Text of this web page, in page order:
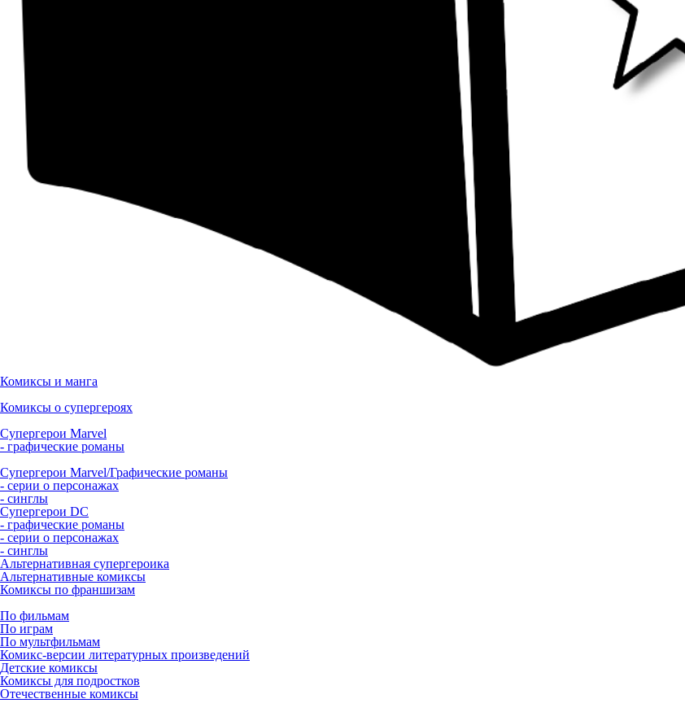
Комиксы и манга
Комиксы о супергероях
Супергерои Marvel
- графические романы
Супергерои Marvel/Графические романы
- серии о персонажах
- синглы
Супергерои DC
- графические романы
- серии о персонажах
- синглы
Альтернативная супергероика
Альтернативные комиксы
Комиксы по франшизам
По фильмам
По играм
По мультфильмам
Комикс-версии литературных произведений
Детские комиксы
Комиксы для подростков
Отечественные комиксы